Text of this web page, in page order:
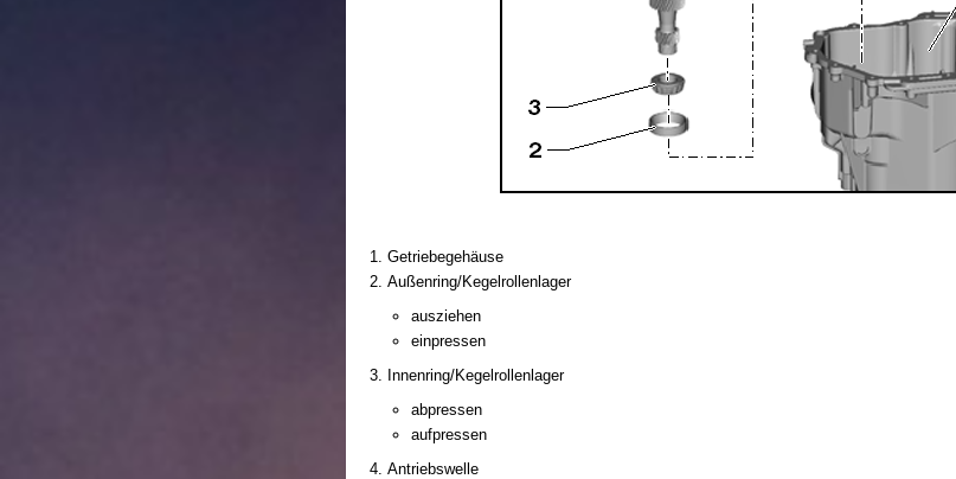
Getriebegehäuse
Außenring/Kegelrollenlager
ausziehen
einpressen
Innenring/Kegelrollenlager
abpressen
aufpressen
Antriebswelle